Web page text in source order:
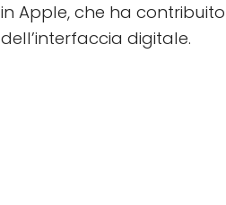
in Apple, che ha
dell’interfaccia digitale.